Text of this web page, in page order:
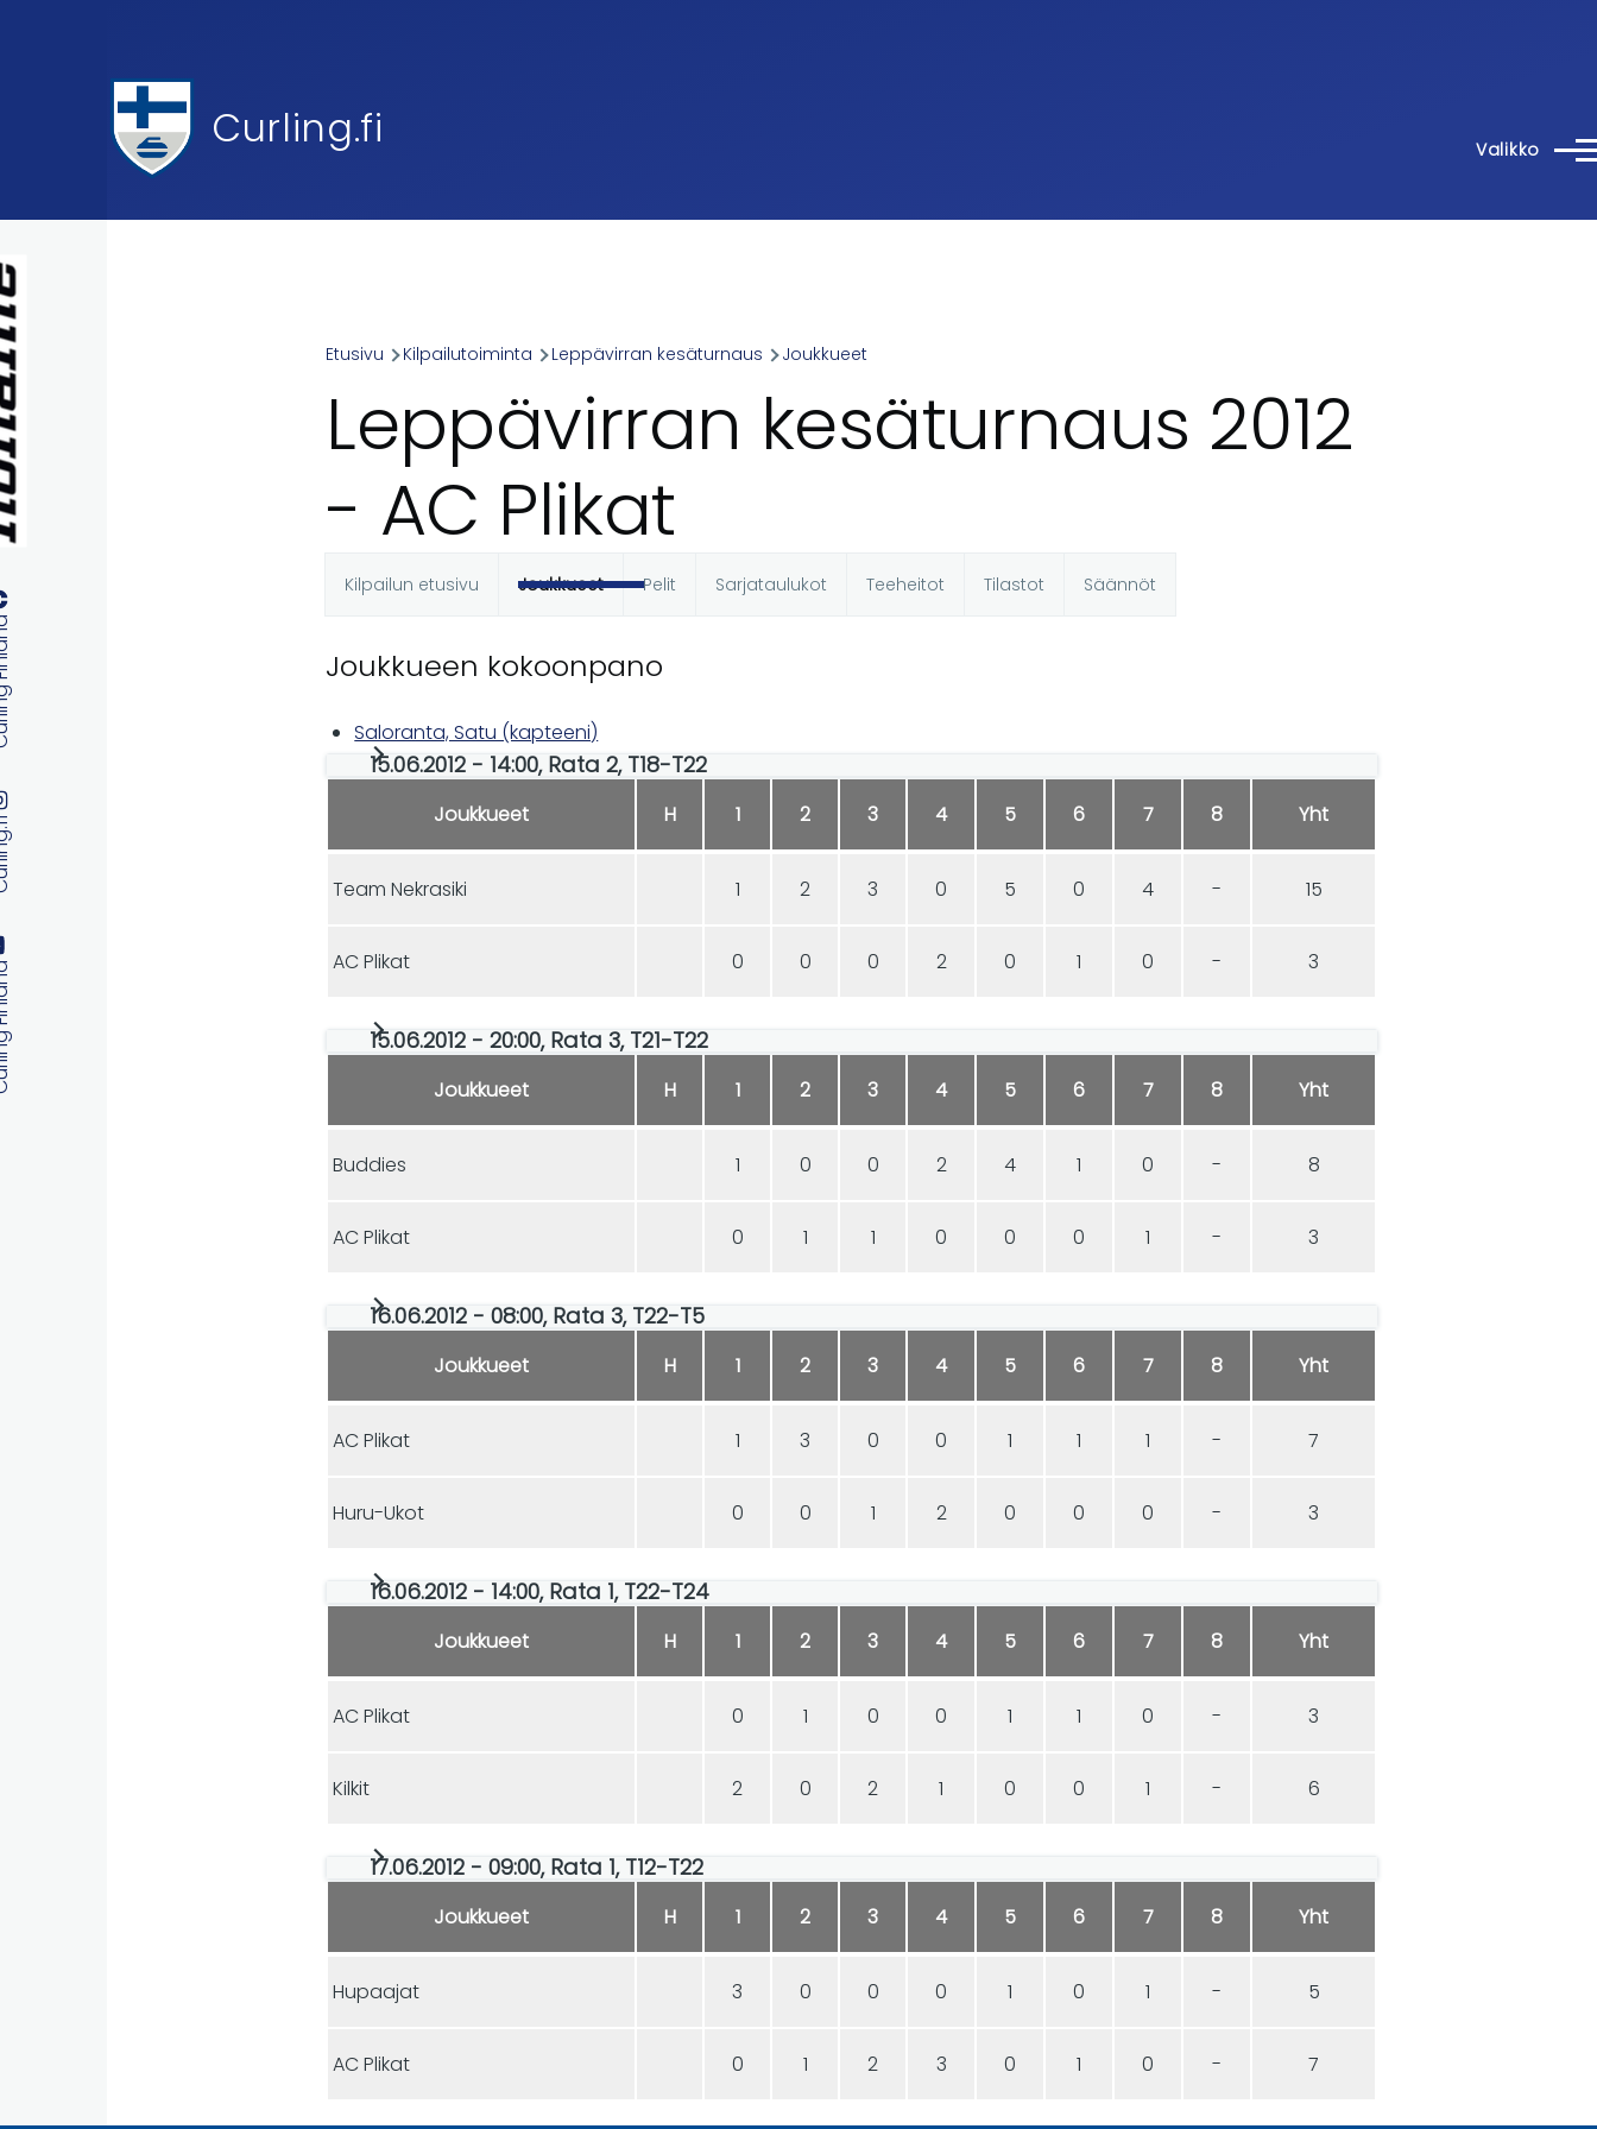
Curling.fi Valikko
Breadcrumb
Etusivu Kilpailutoiminta Leppävirran kesäturnaus Joukkueet
Leppävirran kesäturnaus 2012
- AC Plikat
välilehdet
Kilpailun etusivu Joukkueet Pelit Sarjataulukot Teeheitot Tilastot Säännöt
Joukkueen kokoonpano
Saloranta, Satu (kapteeni)
15.06.2012 - 14:00, Rata 2, T18-T22
Joukkueet H 1 2 3 4 5 6 7 8 Yht
Team Nekrasiki 1 2 3 0 5 0 4 - 15
AC Plikat 0 0 0 2 0 1 0 - 3
15.06.2012 - 20:00, Rata 3, T21-T22
Joukkueet H 1 2 3 4 5 6 7 8 Yht
Buddies 1 0 0 2 4 1 0 - 8
AC Plikat 0 1 1 0 0 0 1 - 3
16.06.2012 - 08:00, Rata 3, T22-T5
Joukkueet H 1 2 3 4 5 6 7 8 Yht
AC Plikat 1 3 0 0 1 1 1 - 7
Huru-Ukot 0 0 1 2 0 0 0 - 3
16.06.2012 - 14:00, Rata 1, T22-T24
Joukkueet H 1 2 3 4 5 6 7 8 Yht
AC Plikat 0 1 0 0 1 1 0 - 3
Kilkit 2 0 2 1 0 0 1 - 6
17.06.2012 - 09:00, Rata 1, T12-T22
Joukkueet H 1 2 3 4 5 6 7 8 Yht
Hupaajat 3 0 0 0 1 0 1 - 5
AC Plikat 0 1 2 3 0 1 0 - 7